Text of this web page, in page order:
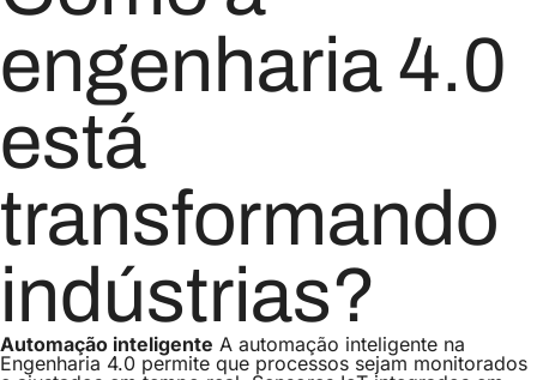
engenharia 4.0
está
transformando
indústrias?
Automação inteligente A automação inteligente na
Engenharia 4.0 permite que processos sejam monitorados